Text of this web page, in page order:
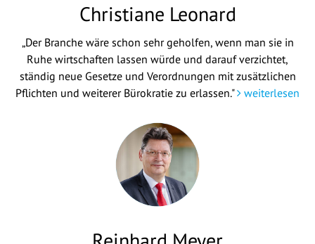
Christiane Leonard
„Der Branche wäre schon sehr geholfen, wenn man sie in
Ruhe wirtschaften lassen würde und darauf verzichtet,
ständig neue Gesetze und Verordnungen mit zusätzlichen
Pflichten und weiterer Bürokratie zu erlassen."
weiterlesen